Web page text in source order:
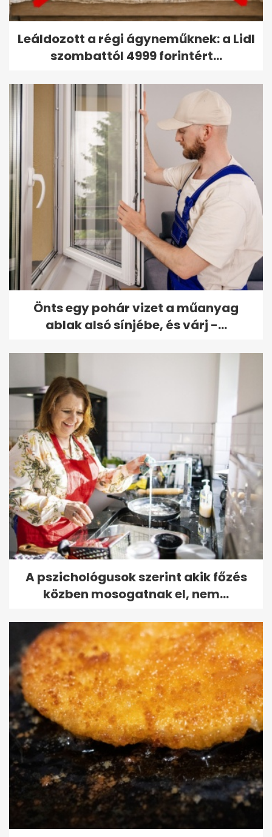
Leáldozott a régi ágyneműknek: a Lidl
szombattól 4999 forintért...
Önts egy pohár vizet a műanyag
ablak alsó sínjébe, és várj -...
A pszichológusok szerint akik főzés
közben mosogatnak el, nem...